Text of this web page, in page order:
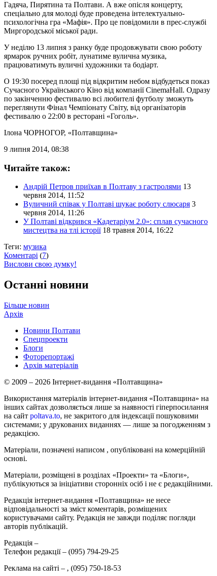
Гадяча, Пирятина та Полтави. А вже опісля концерту,
спеціально для молоді буде проведена інтелектуально-
психологічна гра «Мафія». Про це повідомили в прес-службі
Миргородської міської ради.
У неділю 13 липня з ранку буде продовжувати свою роботу
ярмарок ручних робіт, лунатиме вулична музика,
працюватимуть вуличні художники та бодіарт.
О 19:30 посеред площі під відкритим небом відбудеться показ
Сучасного Українського Кіно від компанії CinemaHall. Одразу
по закінченню фестивалю всі любителі футболу зможуть
переглянути Фінал Чемпіонату Світу, від організаторів
фестивалю о 22:00 в ресторані «Гоголь».
Ілона ЧОРНОГОР, «Полтавщина»
9 липня 2014, 08:38
Читайте також:
Андрій Петров приїхав в Полтаву з гастролями 13
червня 2014, 11:52
Вуличний співак у Полтаві шукає роботу слюсаря 3
червня 2014, 11:26
У Полтаві відкрився «Кадетаріум 2.0»: сплав сучасного
мистецтва на тлі історії 18 травня 2014, 16:22
Теги: музика
Коментарі (7)
Вислови свою думку!
Останні новини
Більше новин
Архів
Новини Полтави
Спецпроекти
Блоги
Фоторепортажі
Архів матеріалів
© 2009 – 2026 Інтернет-видання «Полтавщина»
Використання матеріалів інтернет-видання «Полтавщина» на
інших сайтах дозволяється лише за наявності гіперпосилання
на сайт poltava.to, не закритого для індексації пошуковими
системами; у друкованих виданнях — лише за погодженням з
редакцією.
Матеріали, позначені написом , опубліковані на комерційній
основі.
Матеріали, розміщені в розділах «Проекти» та «Блоги»,
публікуються за ініціативи сторонніх осіб і не є редакційними.
Редакція інтернет-видання «Полтавщина» не несе
відповідальності за зміст коментарів, розміщених
користувачами сайту. Редакція не завжди поділяє погляди
авторів публікацій.
Редакція –
Телефон редакції – (095) 794-29-25
Реклама на сайті – , (095) 750-18-53